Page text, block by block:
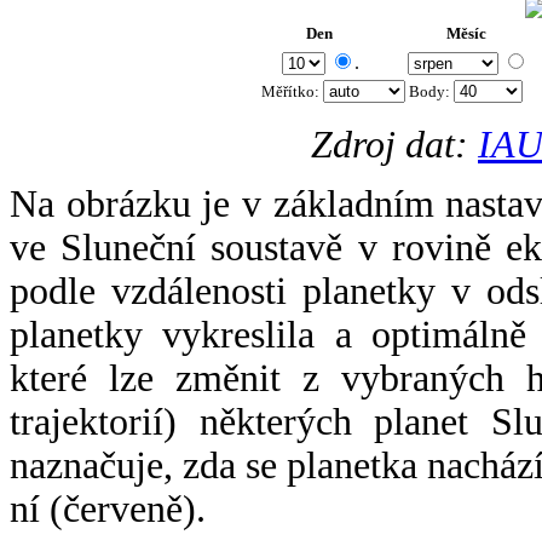
Den Měsíc
.
Měřítko: Body:
Zdroj dat:
Na obrázku je v základním
ve Sluneční soustavě v rovině
podle vzdálenosti planetky v
planetky vykreslila a
které lze změnit z vybraných
trajektorií) některých planet
naznačuje, zda se planetka
ní (červeně).